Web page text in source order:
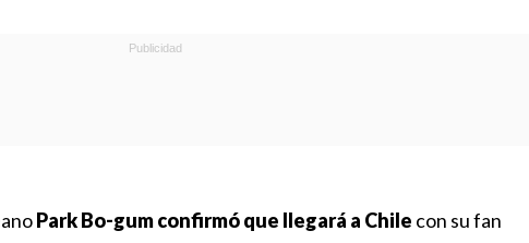
Park Bo-gum confirmó que llegará a Chile con su fan